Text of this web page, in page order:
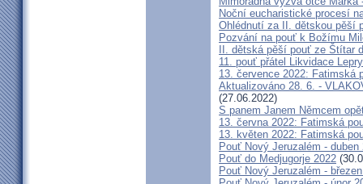
Noční eucharistické procesí
Ohlédnutí za II. dětskou pěší
Pozvání na pouť k Božímu
II. dětská pěší pouť ze Štítar
11. pouť přátel Likvidace Lepry
13. července 2022: Fatimská
Aktualizováno 28. 6. -
(27.06.2022)
S panem Janem Němcem
13. června 2022: Fatimská
13. květen 2022: Fatimská
Pouť Nový Jeruzalém - duben
Pouť do Medjugorje 2022
Pouť Nový Jeruzalém -